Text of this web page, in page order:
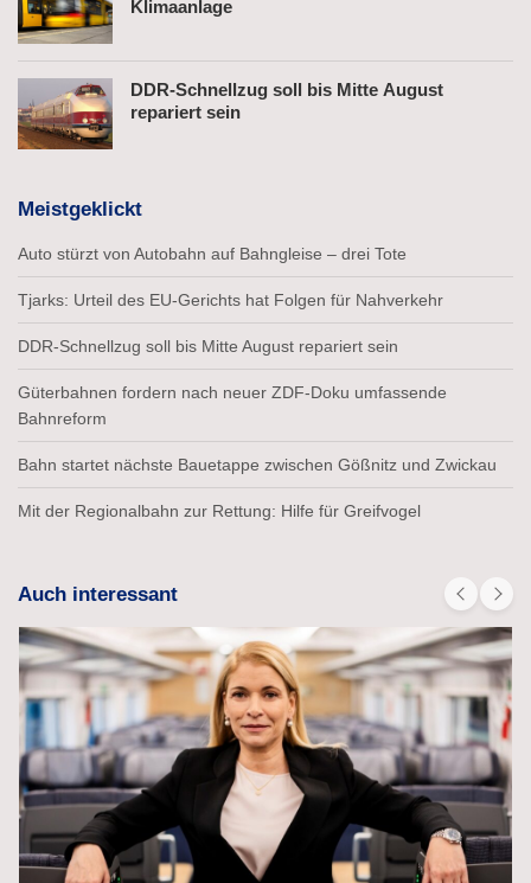
Klimaanlage
DDR-Schnellzug soll bis Mitte August
repariert sein
Meistgeklickt
Auto stürzt von Autobahn auf Bahngleise – drei Tote
Tjarks: Urteil des EU-Gerichts hat Folgen für Nahverkehr
DDR-Schnellzug soll bis Mitte August repariert sein
Güterbahnen fordern nach neuer ZDF-Doku umfassende
Bahnreform
Bahn startet nächste Bauetappe zwischen Gößnitz und Zwickau
Mit der Regionalbahn zur Rettung: Hilfe für Greifvogel
Auch interessant